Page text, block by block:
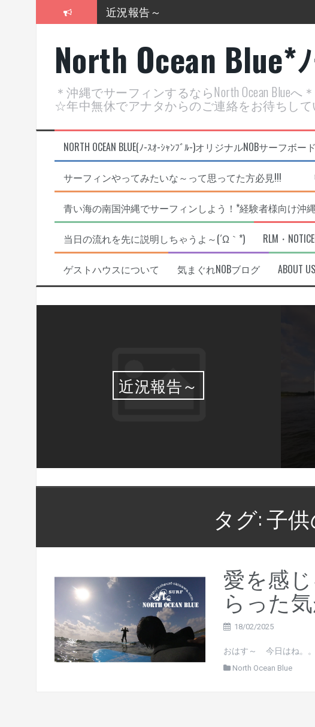
近況報告～
2025年もあざ～した！
ヤッチマッターーーー！！！
支部長就任報告と支部予選・検定開催決
North Ocean Blue*
＊沖縄でサーフィンするならNorth Ocean Blue
☆年中無休でアナタからのご連絡をお待ちし
NORTH OCEAN BLUE(ﾉ-ｽｵ-ｼｬﾝﾌﾞﾙ-)オリジナルNOBサーフボ
サーフィンやってみたいな～って思ってた方必見!!!
青い海の南国沖縄でサーフィンしよう！*経験者様向け沖
当日の流れを先に説明しちゃうよ～(´Ω｀*) RLM・
ゲストハウスについて 気まぐれNOBブログ ABOUT US
近況報告～
タグ:子
愛を感
らった
18/02/2025
おはす～ 今日はね。
North Ocean Blue